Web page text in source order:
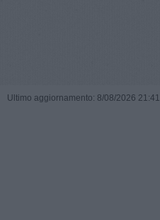
Ultimo aggiornamento: 8/08/2026 21:41 |